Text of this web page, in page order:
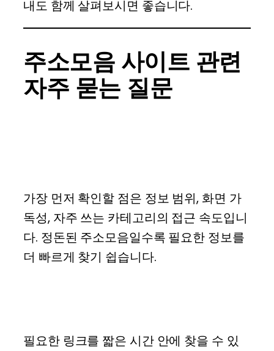
내도 함께 살펴보시면 좋습니다.
주소모음 사이트 관련
자주 묻는 질문
가장 먼저 확인할 점은 정보 범위, 화면 가
독성, 자주 쓰는 카테고리의 접근 속도입니
다. 정돈된 주소모음일수록 필요한 정보를
더 빠르게 찾기 쉽습니다.
필요한 링크를 짧은 시간 안에 찾을 수 있